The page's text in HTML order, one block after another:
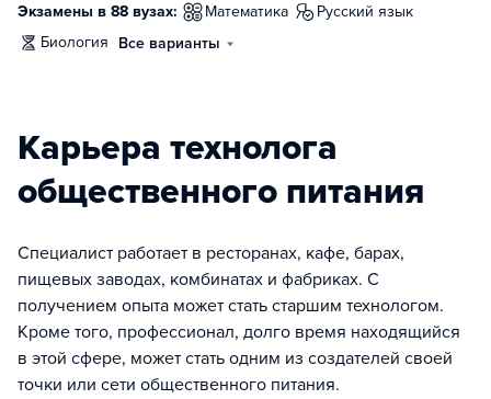
Экзамены в 88 вузах: математика
русский язык
биология
Все варианты
Карьера технолога
общественного питания
Специалист работает в ресторанах, кафе, барах,
пищевых заводах, комбинатах и фабриках. С
получением опыта может стать старшим технологом.
Кроме того, профессионал, долго время находящийся
в этой сфере, может стать одним из создателей своей
точки или сети общественного питания.